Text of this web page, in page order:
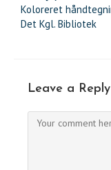
Koloreret
Det Kgl. Bibliotek
Leave a Reply